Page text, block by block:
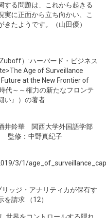
する問題は、これから起きる
実に正面から立ち向かい、こ
たようです。（山田優）
）:ハーバード・ビジネス
Age of Surveillance
at the New Frontier of
代～～権力の新たなフロンテ
い』）の著者
井鈴華 関西大学外国語学部
監修：中野真紀子
3/1/
ッジ・アナリティカが保有す
請求 （12）